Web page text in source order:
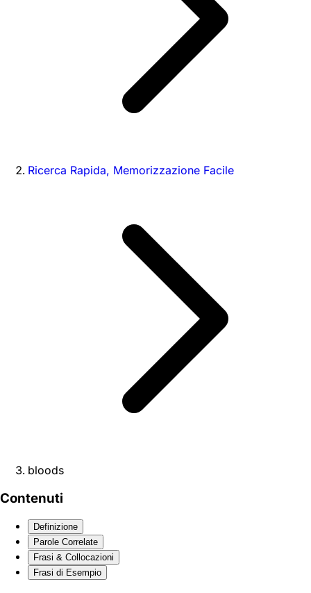
Ricerca Rapida, Memorizzazione Facile
bloods
Contenuti
Definizione
Parole Correlate
Frasi & Collocazioni
Frasi di Esempio